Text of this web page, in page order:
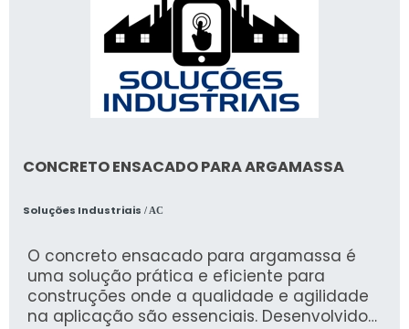
CONCRETO ENSACADO PARA ARGAMASSA
Soluções Industriais / AC
O concreto ensacado para argamassa é
uma solução prática e eficiente para
construções onde a qualidade e agilidade
na aplicação são essenciais. Desenvolvido